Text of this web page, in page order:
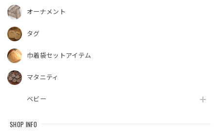
オーナメント
タグ
巾着袋セットアイテム
マタニティ
ベビー
SHOP INFO